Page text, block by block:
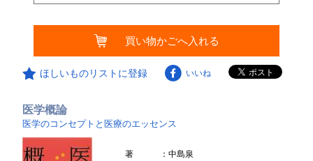
買い物かごへ入れる
ほしいものリストに登録 いいね
医学概論
医学のコンセプトと医療のエッセンス
著
：中島泉